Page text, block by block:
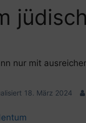
nur mit
18. März 2024